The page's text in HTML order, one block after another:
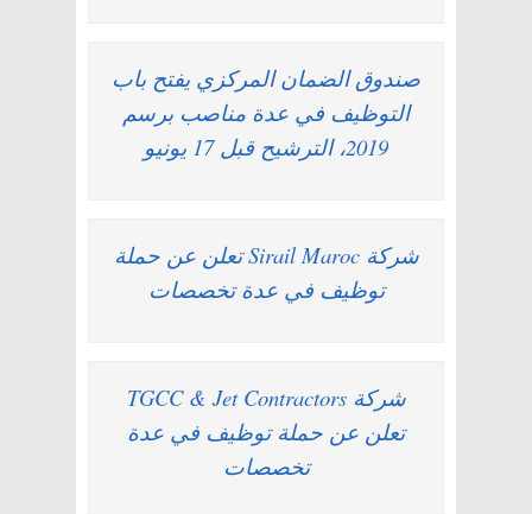
صندوق الضمان المركزي يفتح باب
التوظيف في عدة مناصب برسم
2019، الترشيح قبل 17 يونيو
شركة Sirail Maroc تعلن عن حملة
توظيف في عدة تخصصات
شركة TGCC & Jet Contractors
تعلن عن حملة توظيف في عدة
تخصصات